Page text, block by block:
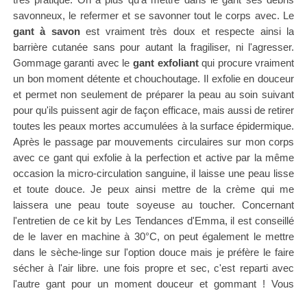
savonneux, le refermer et se savonner tout le corps avec. Le
gant à savonest vraiment très doux et respecte ainsi la
barrière cutanée sans pour autant la fragiliser, ni l'agresser.
Gommage garanti avec le gant exfoliantqui procure vraiment
un bon moment détente et chouchoutage. Il exfolie en douceur
et permet non seulement de préparer la peau au soin suivant
pour qu'ils puissent agir de façon efficace, mais aussi de retirer
toutes les peaux mortes accumulées à la surface épidermique.
Après le passage par mouvements circulaires sur mon corps
avec ce gant qui exfolie à la perfection et active par la même
occasion la micro-circulation sanguine, il laisse une peau lisse
et toute douce. Je peux ainsi mettre de la crème qui me
laissera une peau toute soyeuse au toucher.Concernant
l'entretien de ce kit by Les Tendances d'Emma, il est conseillé
de le laver en machine à 30°C, on peut également le mettre
dans le sèche-linge sur l'option douce mais je préfère le faire
sécher à l'air libre. une fois propre et sec, c'est reparti avec
l'autre gant pour un moment douceur et gommant !Vous